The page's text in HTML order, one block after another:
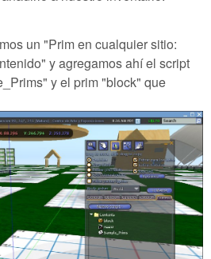
un "Prim en cualquier sitio:
y agregamos ahí el script
y el prim "block" que